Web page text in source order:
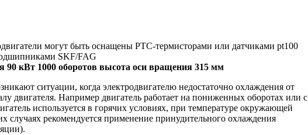
могут быть оснащены РТС-термисторами или датчиками pt100
SKF/FAG
90 кВт 1000 оборотов высота оси вращения 315 мм
ситуации, когда электродвигателю недостаточно охлаждения от
двигателя. Например двигатель работает на пониженных оборотах или с
используется в горячих условиях, при температуре окружающей
рекомендуется применение принудительного охлаждения